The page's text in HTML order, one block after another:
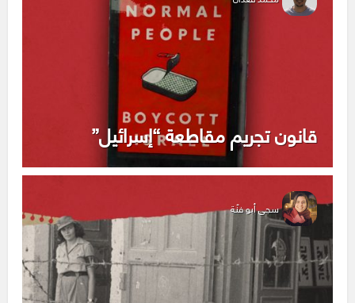
قانون تجريم مقاطعة “إسرائيل”
سجى أبو فنّة